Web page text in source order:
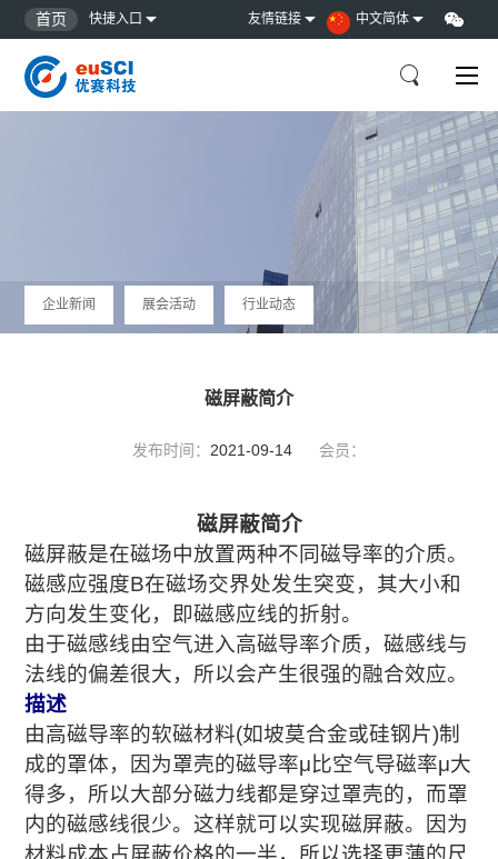
首页 快捷入口 友情链接 中文简体
企业新闻 展会活动 行业动态
磁屏蔽简介
发布时间： 2021-09-14 会员：
磁屏蔽简介
磁屏蔽是在磁场中放置两种不同磁导率的介质。
磁感应强度B在磁场交界处发生突变，其大小和
方向发生变化，即磁感应线的折射。
由于磁感线由空气进入高磁导率介质，磁感线与
法线的偏差很大，所以会产生很强的融合效应。
描述
由高磁导率的软磁材料(如坡莫合金或硅钢片)制
成的罩体，因为罩壳的磁导率μ比空气导磁率μ大
得多，所以大部分磁力线都是穿过罩壳的，而罩
内的磁感线很少。这样就可以实现磁屏蔽。因为
材料成本占屏蔽价格的一半，所以选择更薄的尺